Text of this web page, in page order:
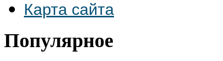
Карта сайта
Популярное